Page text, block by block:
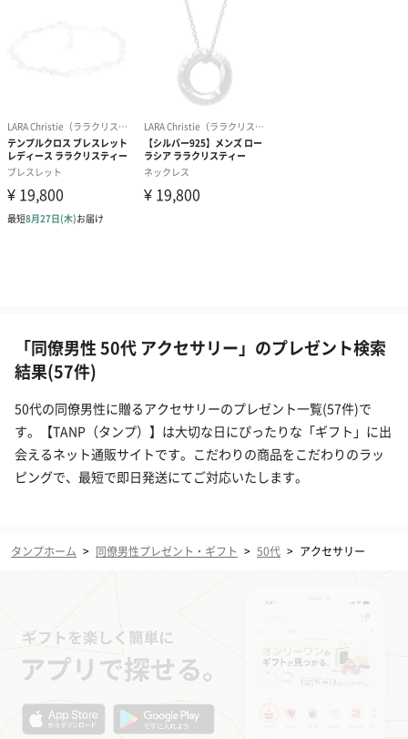
「同僚男性 50代 アクセサリー」のプレゼント検索
結果(57件)
50代の同僚男性に贈るアクセサリーのプレゼント一覧(57件)で
す。【TANP（タンプ）】は大切な日にぴったりな「ギフト」に出
会えるネット通販サイトです。こだわりの商品をこだわりのラッ
ピングで、最短で即日発送にてご対応いたします。
タンプホーム > 同僚男性プレゼント・ギフト > 50代 > アクセサリー